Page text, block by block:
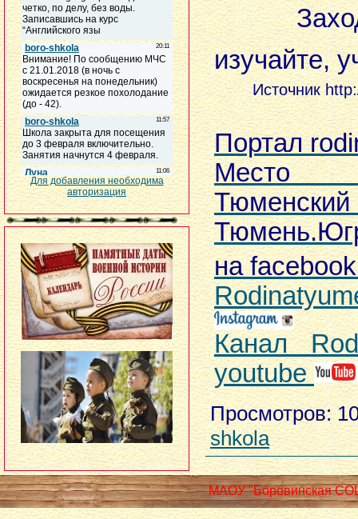
Для добавления необходима
авторизация
изучайте,
Источник
Портал
Место
на facebook
Канал
youtube
Просмотров:
shkola
МАОУ "Боровинская